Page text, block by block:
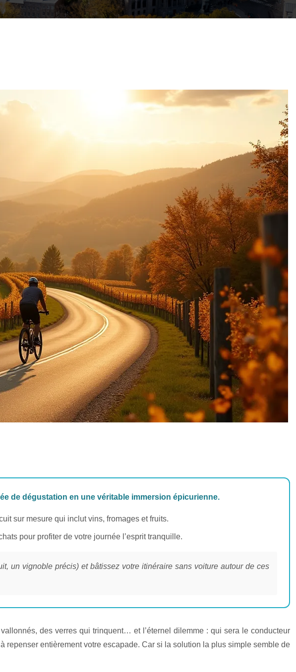
de dégustation en une véritable immersion épicurienne.
sur mesure qui inclut vins, fromages et fruits.
pour profiter de votre journée l’esprit tranquille.
un vignoble précis) et bâtissez votre itinéraire sans voiture autour de ces
des verres qui trinquent… et l’éternel dilemme : qui sera le conducteur
entièrement votre escapade. Car si la solution la plus simple semble de